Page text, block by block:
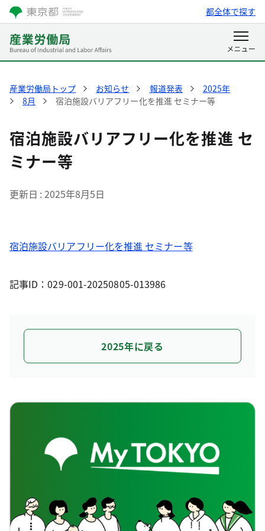
都全体で探す
産業労働局トップ お知らせ 報道発表
2025年
8月
宿泊施設バリアフリー化を推進 セミナー等
宿泊施設バリアフリー化を推進 セ
ミナー等
更新日 2025年8月5日
宿泊施設バリアフリー化を推進 セミナー等
記事ID：029-001-20250805-013986
2025年に戻る